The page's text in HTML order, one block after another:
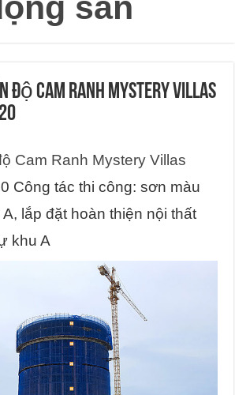
Cam Ranh Mystery Villas
Cam Ranh Mystery Villas
Công tác thi công: sơn màu
lắp đặt hoàn thiện nội thất
khu A